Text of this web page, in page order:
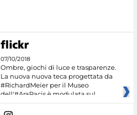
07/10/2018
Ombre, giochi di luce e trasparenze.
La nuova nuova teca progettata da
#RichardMeier per il Museo
dell'#AraPacis è modulata sul